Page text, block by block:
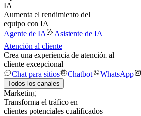
IA
Aumenta el rendimiento del
equipo con IA
Agente de IA
Asistente de IA
Atención al cliente
Crea una experiencia de atención al
cliente excepcional
Chat para sitios
Chatbot WhatsApp
Todos los canales
Marketing
Transforma el tráfico en
clientes potenciales cualificados